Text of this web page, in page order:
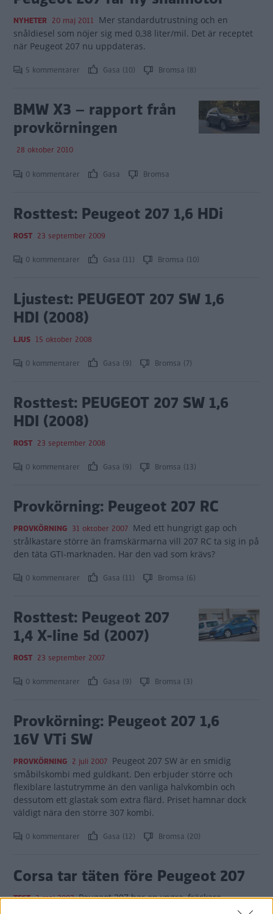
NYHETER 20 maj 2011 Mer standardutrustning och en
snåldiesel som nöjer sig med 0,38 liter/mil. Det är receptet
när Peugeot 207 nu uppdateras.
5 kommentarer Gasa (10) Bromsa (8)
BMW X3 – rapport från
provkörningen
28 oktober 2010
0 kommentarer Gasa Bromsa
Rosttest: Peugeot 207 1,6 HDi
ROST 23 september 2009
0 kommentarer Gasa (11) Bromsa (10)
Ljustest: PEUGEOT 207 SW 1,6
HDI (2008)
LJUS 15 oktober 2008
0 kommentarer Gasa (9) Bromsa (7)
Rosttest: PEUGEOT 207 SW 1,6
HDI (2008)
ROST 23 september 2008
0 kommentarer Gasa (9) Bromsa (13)
Provkörning: Peugeot 207 RC
PROVKÖRNING 31 oktober 2007 Med ett hungrigt gap och
strålkastare större än framskärmarna vill 207 RC ta sig in på
den täta GTI-marknaden. Har den vad som krävs?
0 kommentarer Gasa (11) Bromsa (6)
Rosttest: Peugeot 207
1,4 X-line 5d (2007)
ROST 23 september 2007
0 kommentarer Gasa (9) Bromsa (3)
Provkörning: Peugeot 207 1,6
16V VTi SW
PROVKÖRNING 2 juli 2007 Peugeot 207 SW är en smidig
småbilskombi med guldkant. Den erbjuder större och
flexiblare lastutrymme än den vanliga halvkombin och
dessutom ett glastak som extra flärd. Priset hamnar dock
väldigt nära den större 307 kombi.
0 kommentarer Gasa (12) Bromsa (20)
Corsa tar täten före Peugeot 207
TEST 2 maj 2007 Peugeot 207 har en yngre, fräckare
utstrålning och en starkare, rappare dieselmotor, men Opel